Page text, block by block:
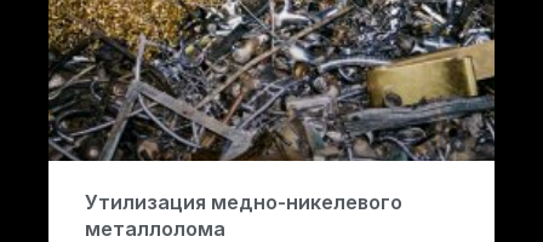
Утилизация медно-никелевого
металлолома